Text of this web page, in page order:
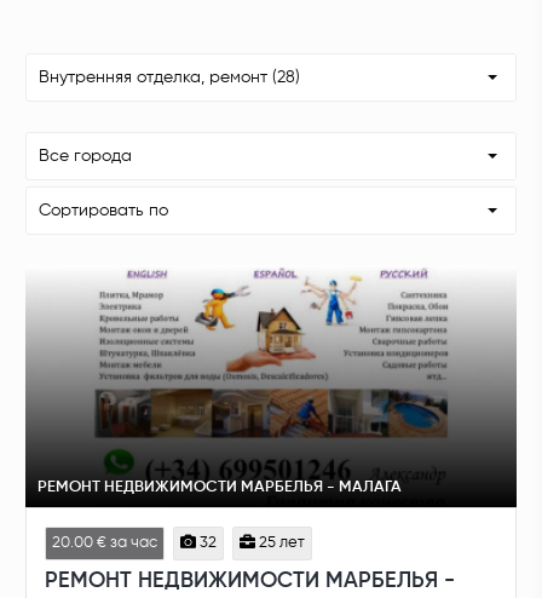
Внутренняя отделка, ремонт (28)
Все города
Сортировать по
РЕМОНТ НЕДВИЖИМОСТИ МАРБЕЛЬЯ - МАЛАГА
20.00 € за час 32 25 лет
РЕМОНТ НЕДВИЖИМОСТИ МАРБЕЛЬЯ -